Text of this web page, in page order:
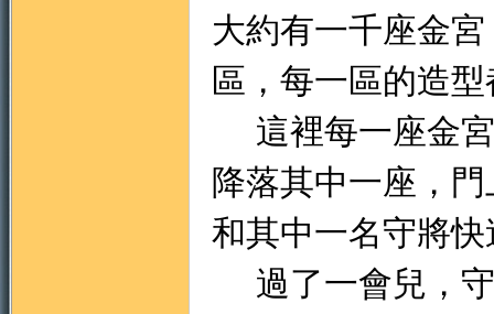
大約有一千座金
區，每一區的造
這裡每一座金宮
降落其中一座，
和其中一名守將
過了一會兒，守